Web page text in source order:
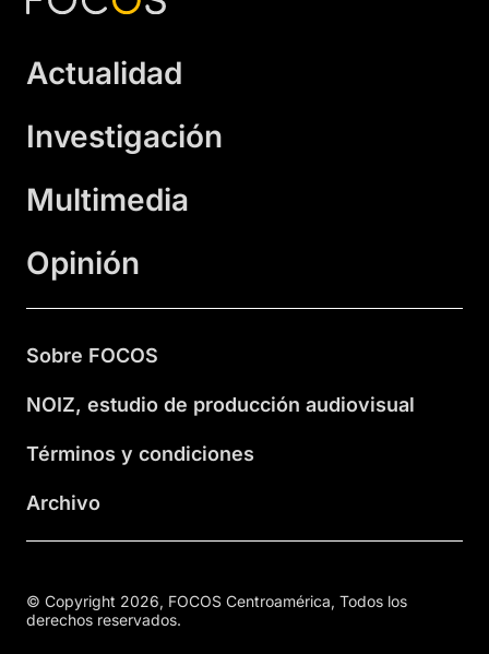
Actualidad
Investigación
Multimedia
Opinión
Sobre FOCOS
NOIZ, estudio de producción audiovisual
Términos y condiciones
Archivo
© Copyright 2026, FOCOS Centroamérica, Todos los
derechos reservados.